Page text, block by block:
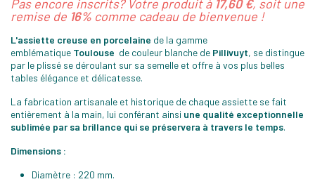
Pas encore inscrits? Votre produit à 17,60 €, soit une
remise de 16% comme cadeau de bienvenue !
L'assiette creuse en porcelaine de la gamme
emblématique Toulouse de couleur blanche de Pillivuyt, se distingue
par le plissé se déroulant sur sa semelle et offre à vos plus belles
tables élégance et délicatesse.
La fabrication artisanale et historique de chaque assiette se fait
entièrement à la main, lui conférant ainsi une qualité exceptionnelle
sublimée par sa brillance qui se préservera à travers le temps.
Dimensions :
Diamètre : 220 mm.